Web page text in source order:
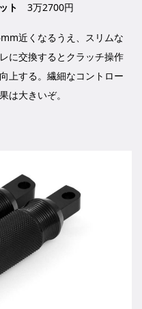
ト 3万2700円
近くなるうえ、スリムな
に交換するとクラッチ操作
上する。繊細なコントロー
は大きいぞ。